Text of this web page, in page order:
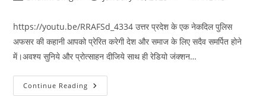
https://youtu.be/RRAFSd_4334 उत्तर प्रदेश के एक नेकदिल पुलिस
अफसर की कहानी आपको प्रेरित करेगी देश और समाज के लिए सदैव समर्पित होने
में।अवश्य सुनिये और प्रोत्साहन दीजिये साथ ही रेडियो जंक्शन…
Continue Reading MR.ANOOP
MISHRA